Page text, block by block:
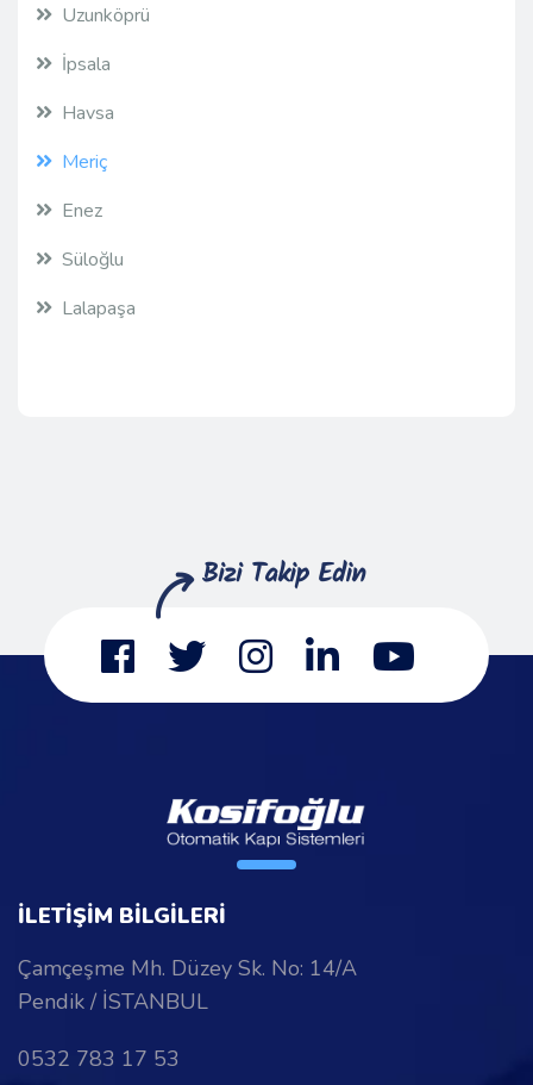
Uzunköprü
İpsala
Havsa
Meriç
Enez
Süloğlu
Lalapaşa
İLETİŞİM BİLGİLERİ
Çamçeşme Mh. Düzey Sk. No: 14/A
Pendik / İSTANBUL
0532 783 17 53